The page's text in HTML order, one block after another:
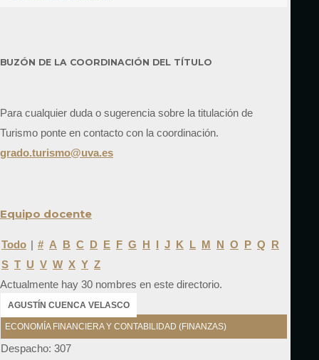
BUZÓN DE LA COORDINACIÓN DEL TÍTULO
Para cualquier duda o sugerencia sobre la titulación de
Turismo ponte en contacto con la coordinación.
grado.turismo@uva.es
Equipo docente
Todo | # A B C D E F G H I J K L M N O P Q R
S T U V W X Y Z
Actualmente hay 30 nombres en este directorio.
AGUSTÍN CUENCA VELASCO
ECONOMÍA FINANCIERA Y CONTABILIDAD (FINANZAS)
Despacho: 307